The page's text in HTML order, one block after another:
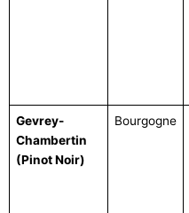
Gevrey-
Chambertin
(Pinot Noir)
Bourgogne